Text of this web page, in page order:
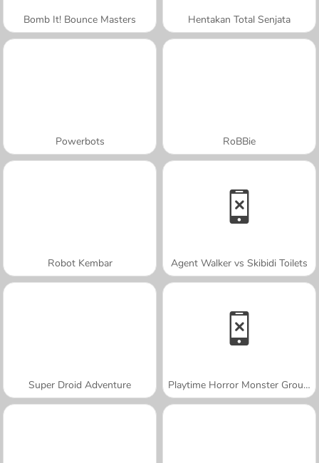
Bomb It! Bounce Masters Hentakan Total Senjata
Powerbots RoBBie
Robot Kembar Agent Walker vs Skibidi Toilets
Super Droid Adventure Playtime Horror Monster Ground